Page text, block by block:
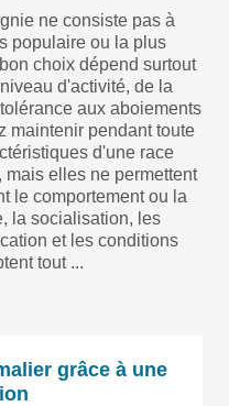
ne consiste pas à
populaire ou la plus
choix dépend surtout
d'activité, de la
aux aboiements
maintenir pendant toute
d'une race
elles ne permettent
le comportement ou la
la socialisation, les
et les conditions
tout ...
grâce à une